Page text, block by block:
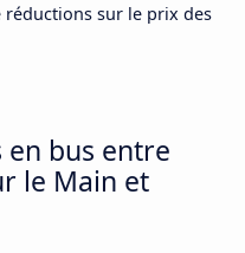
sur le prix des
en bus entre
le Main et